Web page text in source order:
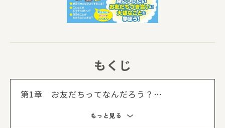
もくじ
第1章 お友だちってなんだろう？
えてみよう ・意見がちがうときはどうす
もっと見る